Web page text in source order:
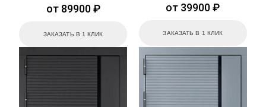
от 89900 ₽
ЗАКАЗАТЬ В 1 КЛИК
от 39900 ₽
ЗАКАЗАТЬ В 1 КЛИК